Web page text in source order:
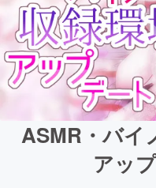
ASMR・バイ
アッ